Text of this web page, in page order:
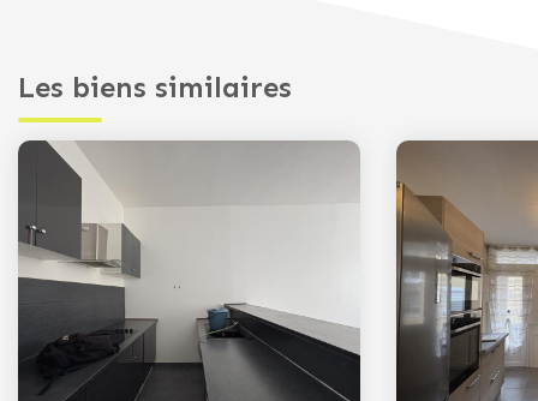
Les biens similaires